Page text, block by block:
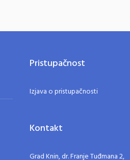
Pristupačnost
Izjava o pristupačnosti
Kontakt
Grad Knin, dr. Franje Tuđmana 2,